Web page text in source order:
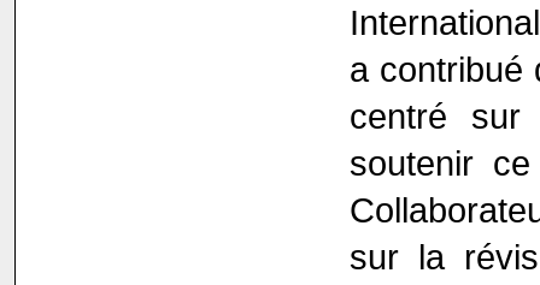
a contribué
centré sur
soutenir
sur la